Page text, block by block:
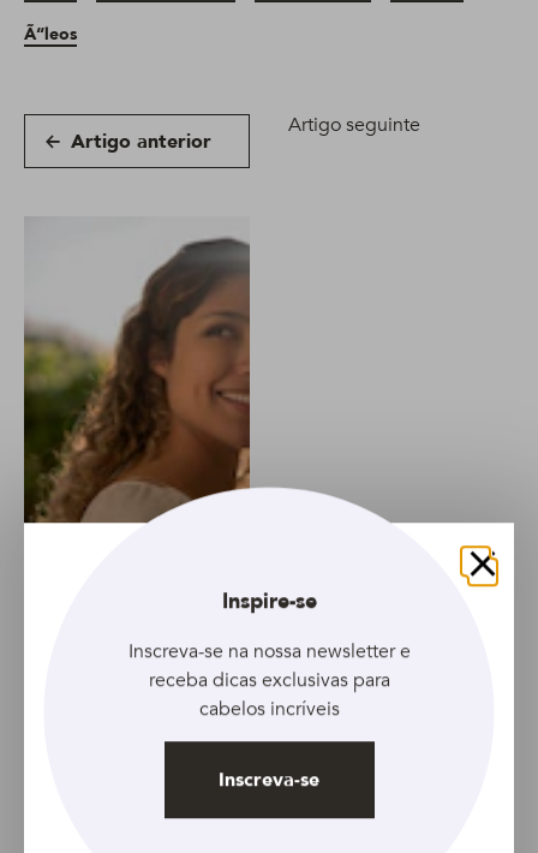
Ã“leos
Artigo anterior
Artigo seguinte
tratamento perfeito
para hidratar os fios
Fechar
Inspire-se
Inscreva-se na nossa newsletter e
receba dicas exclusivas para
cabelos incríveis
Inscreva-se